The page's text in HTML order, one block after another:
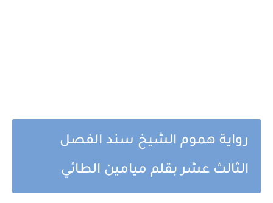
رواية هموم الشيخ سند الفصل
الثالث عشر بقلم ميامين الطائي